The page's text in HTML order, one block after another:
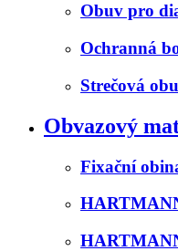
Obuv pro
Ochranná
Strečová
Obvazový
Fixační